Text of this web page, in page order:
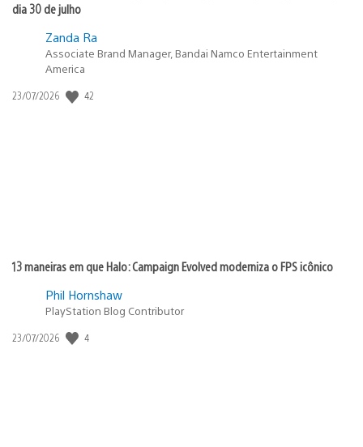
dia 30 de julho
Zanda Ra
Associate Brand Manager, Bandai Namco Entertainment
America
Data
23/07/2026 42
13 maneiras em que Halo: Campaign Evolved moderniza o FPS icônico
Phil Hornshaw
PlayStation Blog Contributor
Data
23/07/2026 4